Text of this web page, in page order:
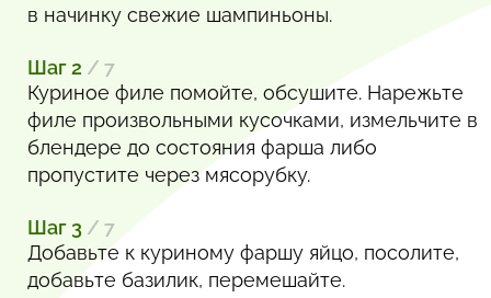
в начинку свежие шампиньоны.
Шаг 2 / 7
Куриное филе помойте, обсушите. Нарежьте
филе произвольными кусочками, измельчите в
блендере до состояния фарша либо
пропустите через мясорубку.
Шаг 3 / 7
Добавьте к куриному фаршу яйцо, посолите,
добавьте базилик, перемешайте.